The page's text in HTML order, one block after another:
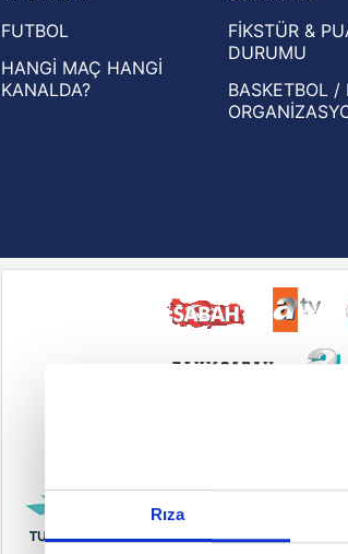
Rıza
Reddet
UEFA Konferans Ligi haberleri
FUTBOL
HANGİ MAÇ HANGİ
KANALDA?
FİKSTÜR &
DURUMU
BASKETBOL /